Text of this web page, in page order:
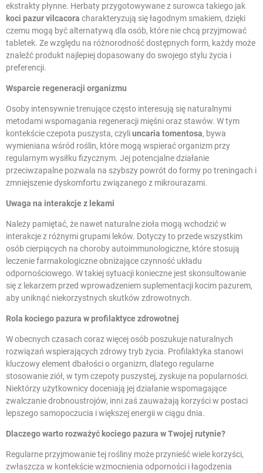
ekstrakty płynne. Herbaty przygotowywane z surowca takiego jak
koci pazur vilcacora charakteryzują się łagodnym smakiem, dzięki
czemu mogą być alternatywą dla osób, które nie chcą przyjmować
tabletek. Ze względu na różnorodność dostępnych form, każdy może
znaleźć produkt najlepiej dopasowany do swojego stylu życia i
preferencji.
Wsparcie regeneracji organizmu
Osoby intensywnie trenujące często interesują się naturalnymi
metodami wspomagania regeneracji mięśni oraz stawów. W tym
kontekście czepota puszysta, czyliuncaria tomentosa, bywa
wymieniana wśród roślin, które mogą wspierać organizm przy
regularnym wysiłku fizycznym. Jej potencjalne działanie
przeciwzapalne pozwala na szybszy powrót do formy po treningach i
zmniejszenie dyskomfortu związanego z mikrourazami.
Uwaga na interakcje z lekami
Należy pamiętać, że nawet naturalne zioła mogą wchodzić w
interakcje z różnymi grupami leków. Dotyczy to przede wszystkim
osób cierpiących na choroby autoimmunologiczne, które stosują
leczenie farmakologiczne obniżające czynność układu
odpornościowego. W takiej sytuacji konieczne jest skonsultowanie
się z lekarzem przed wprowadzeniem suplementacji kocim pazurem,
aby uniknąć niekorzystnych skutków zdrowotnych.
Rola kociego pazura w profilaktyce zdrowotnej
W obecnych czasach coraz więcej osób poszukuje naturalnych
rozwiązań wspierających zdrowy tryb życia. Profilaktyka stanowi
kluczowy element dbałości o organizm, dlatego regularne
stosowanie ziół, w tym czepoty puszystej, zyskuje na popularności.
Niektórzy użytkownicy doceniają jej działanie wspomagające
zwalczanie drobnoustrojów, inni zaś zauważają korzyści w postaci
lepszego samopoczucia i większej energii w ciągu dnia.
Dlaczego warto rozważyć kociego pazura w Twojej rutynie?
Regularne przyjmowanie tej rośliny może przynieść wiele korzyści,
zwłaszcza w kontekście wzmocnienia odporności i łagodzenia